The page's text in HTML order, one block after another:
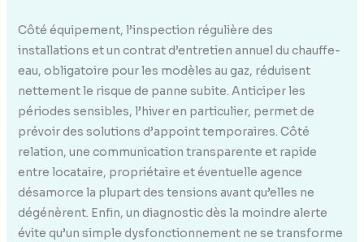
Côté équipement, l’inspection régulière des
installations et un contrat d’entretien annuel du chauffe-
eau, obligatoire pour les modèles au gaz, réduisent
nettement le risque de panne subite. Anticiper les
périodes sensibles, l’hiver en particulier, permet de
prévoir des solutions d’appoint temporaires. Côté
relation, une communication transparente et rapide
entre locataire, propriétaire et éventuelle agence
désamorce la plupart des tensions avant qu’elles ne
dégénèrent. Enfin, un diagnostic dès la moindre alerte
évite qu’un simple dysfonctionnement ne se transforme